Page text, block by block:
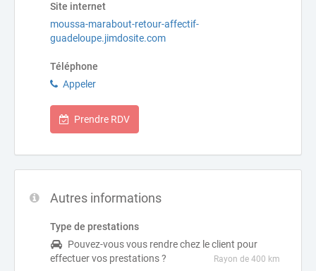
Site internet
moussa-marabout-retour-affectif-
guadeloupe.jimdosite.com
Téléphone
Appeler
Prendre RDV
Autres informations
Type de prestations
Pouvez-vous vous rendre chez le client pour
effectuer vos prestations ?
Rayon de 400 km